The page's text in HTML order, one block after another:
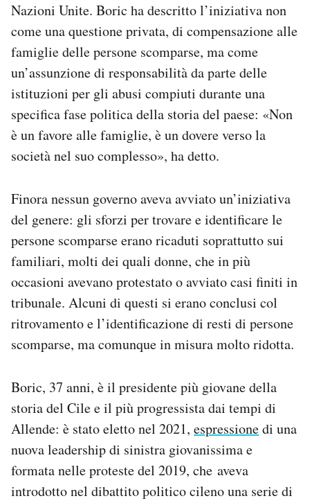
Nazioni Unite. Boric ha descritto l’iniziativa non
come una questione privata, di compensazione alle
famiglie delle persone scomparse, ma come
un’assunzione di responsabilità da parte delle
istituzioni per gli abusi compiuti durante una
specifica fase politica della storia del paese: «Non
è un favore alle famiglie, è un dovere verso la
società nel suo complesso», ha detto.
Finora nessun governo aveva avviato un’iniziativa
del genere: gli sforzi per trovare e identificare le
persone scomparse erano ricaduti soprattutto sui
familiari, molti dei quali donne, che in più
occasioni avevano protestato o avviato casi finiti in
tribunale. Alcuni di questi si erano conclusi col
ritrovamento e l’identificazione di resti di persone
scomparse, ma comunque in misura molto ridotta.
Boric, 37 anni, è il presidente più giovane della
storia del Cile e il più progressista dai tempi di
Allende: è stato eletto nel 2021, espressionedi una
nuova leadership di sinistra giovanissima e
formata nelle proteste del 2019, che aveva
introdotto nel dibattito politico cileno una serie di